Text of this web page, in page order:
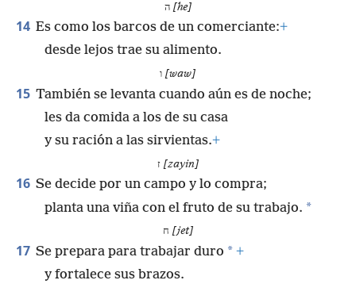
ה [he]
14 Es como los barcos de un comerciante:+
desde lejos trae su alimento.
[waw]
15 También se levanta cuando aún es de noche;
les da comida a los de su casa
y su ración a las sirvientas.+
ז [zayin]
16 Se decide por un campo y lo compra;
planta una viña con el fruto de su trabajo. *
[jet]
17 Se prepara para trabajar duro * +
y fortalece sus brazos.